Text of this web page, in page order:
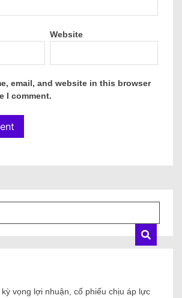
Website
email, and website in this browser
I comment.
vọng lợi nhuận, cổ phiếu chịu áp lực